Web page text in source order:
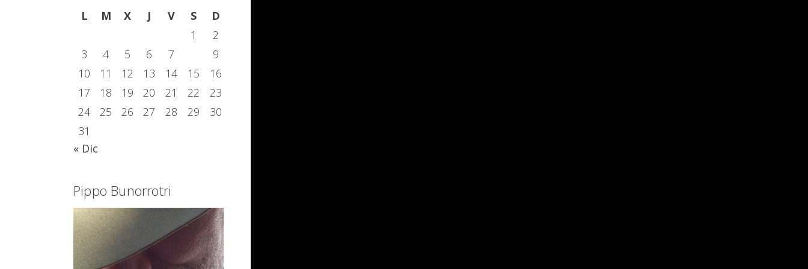
L
M X J V S
D
1
2
3
4 5 6 7
9
10
11 12 13 14 15
16
17
18 19 20 21 22
23
24
25 26 27 28 29
30
31
« Dic
Pippo Bunorrotri